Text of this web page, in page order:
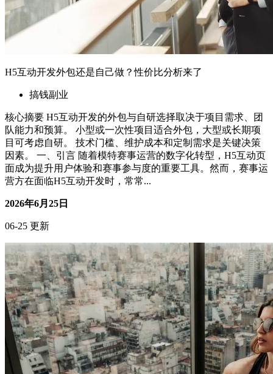
AI编程助手能替代程序员吗？我的开发效率提升实测
搞钱副业
核心摘要 AI编程助手能显著提升开发效率，但无法完全替代
程序员。 AI辅助编程在代码补全、错误检测和文档生成方面